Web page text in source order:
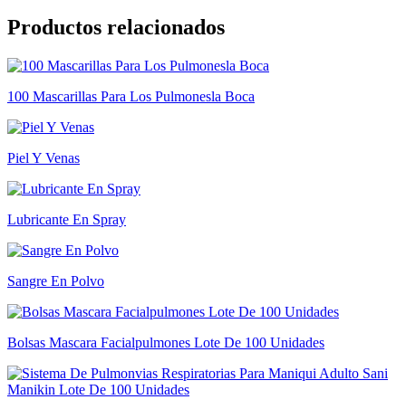
Productos relacionados
100 Mascarillas Para Los Pulmonesla Boca
Piel Y Venas
Lubricante En Spray
Sangre En Polvo
Bolsas Mascara Facialpulmones Lote De 100 Unidades